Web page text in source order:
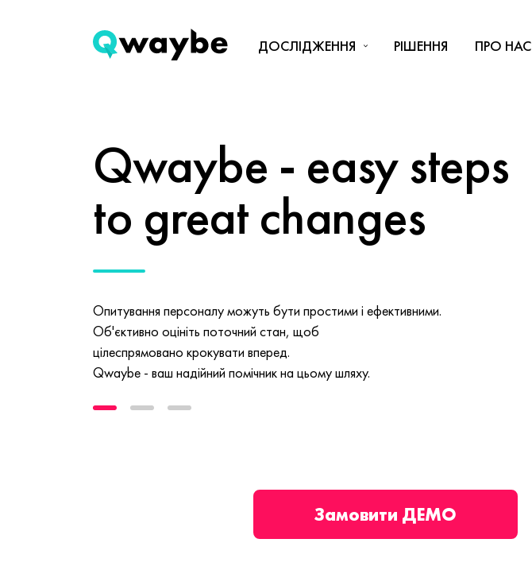
ДОСЛІДЖЕННЯ РІШЕННЯ ПРО НАС
Qwaybe - easy steps
to great changes
Опитування персоналу можуть бути простими і ефективними.
Об'єктивно оцініть поточний стан, щоб
цілеспрямовано крокувати вперед.
Qwaybe - ваш надійний помічник на цьому шляху.
Замовити ДЕМО